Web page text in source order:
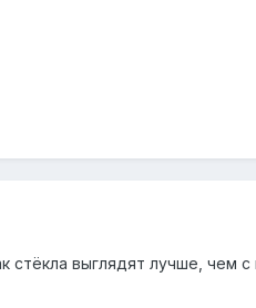
стёкла выглядят лучше,